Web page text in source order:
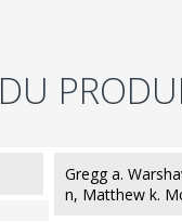
DU
Gregg a.
n, Matthew k.